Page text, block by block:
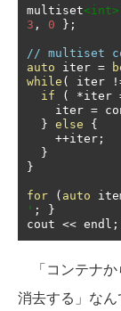
multiset<int>
3 , 0 };
// multiset
auto iter =
while ( iter
if
( *iter
    iter
=
} else
{
++iter ;
}
}
for ( auto
' ;
}
cout << endl ;
「コンテナか
消去する」な